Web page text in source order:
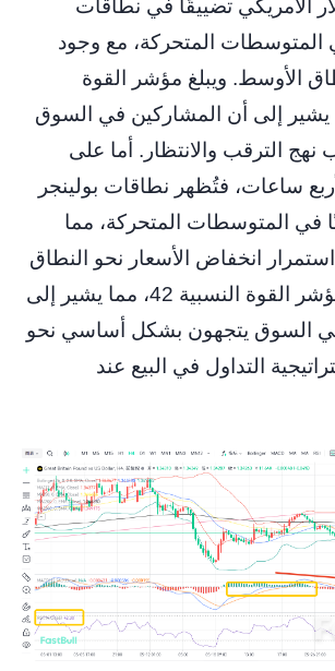
الأمريكي تضييقًا في نطاقات
المتوسطات المتحركة، مع وجود
الأوسط. ويبلغ مؤشر القوة
46، مما يشير إلى أن المشاركين في السوق
نهج الترقب والانتظار. أما على
ساعات، فتُظهر نطاقات بولينجر
في المتوسطات المتحركة، مما
انخفاض الأسعار نحو النطاق
السفلي. ويبلغ مؤشر القوة النسبية 42، مما يشير إلى
السوق يتجهون بشكل أساسي نحو
التداول في البيع عند